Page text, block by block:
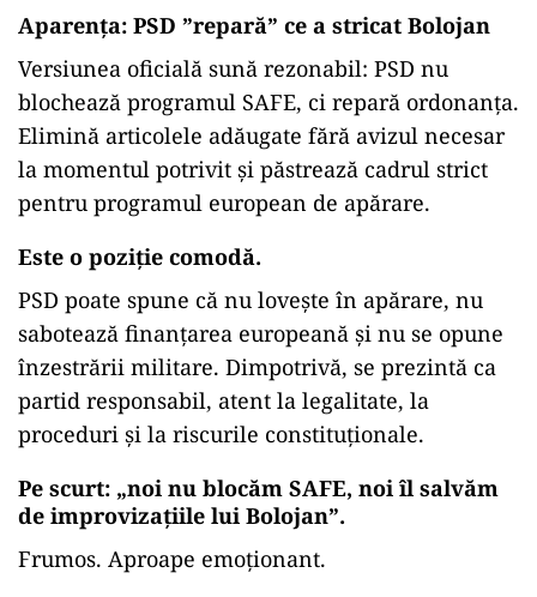
Aparența: PSD ”repară” ce a stricat Bolojan
Versiunea oficială sună rezonabil: PSD nu
blochează programul SAFE, ci repară ordonanța.
Elimină articolele adăugate fără avizul necesar
la momentul potrivit și păstrează cadrul strict
pentru programul european de apărare.
Este o poziție comodă.
PSD poate spune că nu lovește în apărare, nu
sabotează finanțarea europeană și nu se opune
înzestrării militare. Dimpotrivă, se prezintă ca
partid responsabil, atent la legalitate, la
proceduri și la riscurile constituționale.
Pe scurt: „noi nu blocăm SAFE, noi îl salvăm
de improvizațiile lui Bolojan”.
Frumos. Aproape emoționant.